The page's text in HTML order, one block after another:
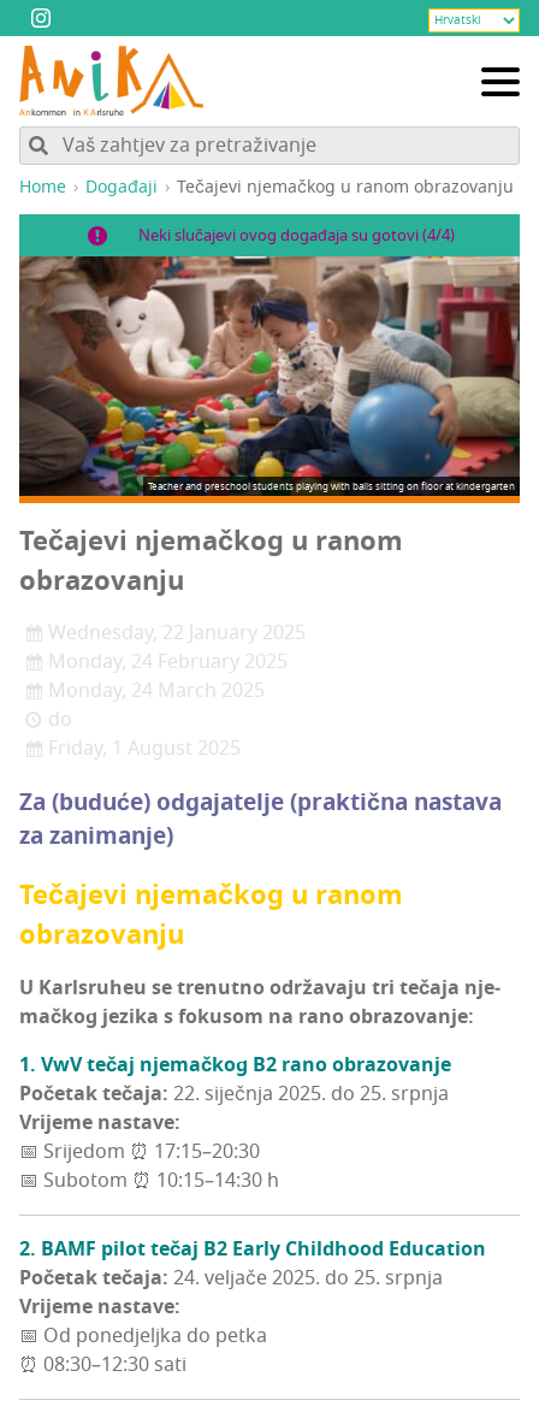
Home Događaji Teča­je­vi nje­mač­kog u ranom obrazovanju
Neki slučajevi ovog događaja su gotovi (4/4)
Teacher and preschool students playing with balls sitting on floor at kindergarten
Teča­je­vi nje­mač­kog u ranom
obrazovanju
Wednesday, 22 January 2025
Monday, 24 February 2025
Monday, 24 March 2025
do
Friday, 1 August 2025
Za (budu­će) odga­ja­te­lje (prak­tič­na nas­ta­va
za zanimanje)
Teča­je­vi nje­mač­kog u ranom
obrazovanju
U Kar­l­sru­heu se tre­nut­no odr­ža­va­ju tri teča­ja nje­
mač­kog jezi­ka s foku­som na rano obrazovanje:
1. VwV tečaj nje­mač­kog B2 rano obrazovanje
Poče­tak teča­ja: 22. siječ­nja 2025. do 25. srpnja
Vri­je­me nastave:
📅 Sri­je­dom ⏰ 17:15–20:30
📅 Subo­tom ⏰ 10:15–14:30 h
2. BAMF pilot tečaj B2 Ear­ly Chil­d­ho­od Education
Poče­tak teča­ja: 24. velja­če 2025. do 25. srpnja
Vri­je­me nastave:
📅 Od pone­djelj­ka do petka
⏰ 08:30–12:30 sati